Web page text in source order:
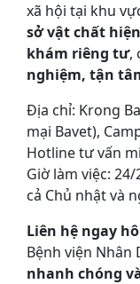
xã hội tại khu
sở vật chất
khám riêng tư,
nghiệm, tận
Địa chỉ: Krong
mại Bavet),
Hotline tư vấn
Giờ làm việc:
cả Chủ nhật và
Liên hệ ngay
Bệnh viện Nhân
nhanh chóng